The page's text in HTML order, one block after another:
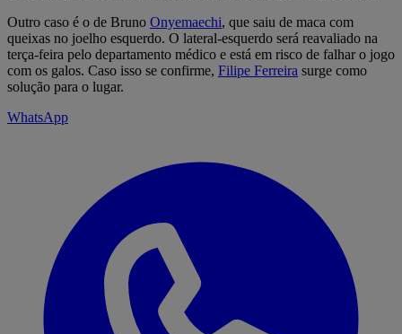
Outro caso é o de Bruno Onyemaechi, que saiu de maca com
queixas no joelho esquerdo. O lateral-esquerdo será reavaliado na
terça-feira pelo departamento médico e está em risco de falhar o jogo
com os galos. Caso isso se confirme, Filipe Ferreira surge como
solução para o lugar.
WhatsApp